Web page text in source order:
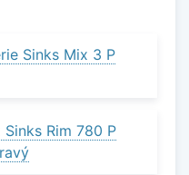
Sinks Mix 3 P
Rim 780 P